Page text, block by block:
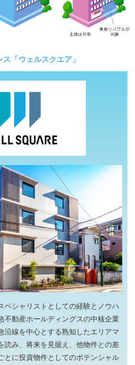
「ウェルスクエア」
ペシャリストとしての経験とノウハ
不動産ホールディングスの中核企業
沿線を中心とする熟知したエリアマ
読み、将来を見据え、他物件との差
とに投資物件としてのポテンシャル